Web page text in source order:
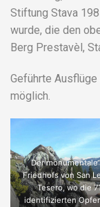
Stiftung Stava
wurde, die den
Berg Prestavèl,
Geführte
möglich.
Der monumentale
Friedhofs von San
Tesero, wo die
identifizierten